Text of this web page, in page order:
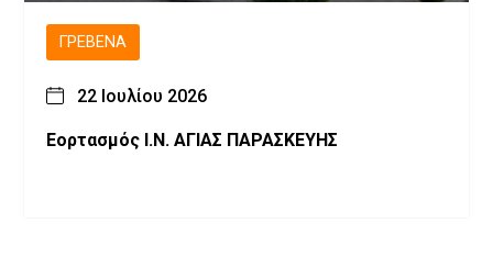
ΓΡΕΒΕΝΆ
22 Ιουλίου 2026
Εορτασμός Ι.Ν. ΑΓΙΑΣ ΠΑΡΑΣΚΕΥΗΣ